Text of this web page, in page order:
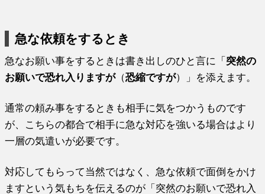
急な依頼をするとき
急なお願い事をするときは書き出しのひと言に「 突然の
お願いで恐れ入りますが（恐縮ですが）」を添えます。
通常の頼み事をするときも相手に気をつかうものです
が、こちらの都合で相手に急な対応を強いる場合はより
一層の気遣いが必要です。
対応してもらって当然ではなく、急な依頼で面倒をかけ
ますという気もちを伝えるのが「突然のお願いで恐れ入